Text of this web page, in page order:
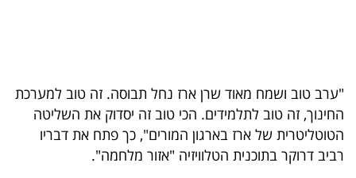
המילון
הכלכלי
פודקאסט
"ערב טוב ושמח מאוד שרן ארז נחל תבוסה. זה טוב למערכת
החינוך, זה טוב לתלמידים. הכי טוב זה יסדוק את השליטה
הטוטליטרית של ארז בארגון המורים", כך פתח את דבריו
רביב דרוקר בתוכנית הטלוויזיה "אזור מלחמה".